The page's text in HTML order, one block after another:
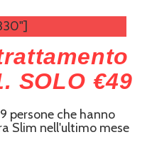
SOLO €49
persone che hanno
Slim nell'ultimo mese